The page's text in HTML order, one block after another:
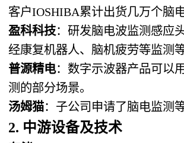
客户IOSHIBA累计出货几万个脑
盈科科技：研发脑电波监测感应
经康复机器人、脑机疲劳等监测
普源精电：数字示波器产品可以
测的部分场景。
汤姆猫：子公司申请了脑电监测
2. 中游设备及技术